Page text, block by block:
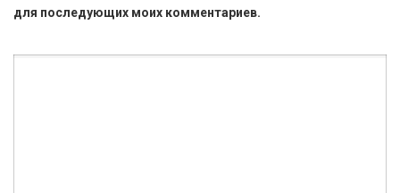
для последующих моих комментариев.